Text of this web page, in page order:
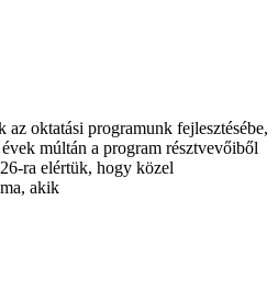
oktatási programunk fejlesztésébe,
múltán a program résztvevőiből
ra elértük, hogy közel
akik